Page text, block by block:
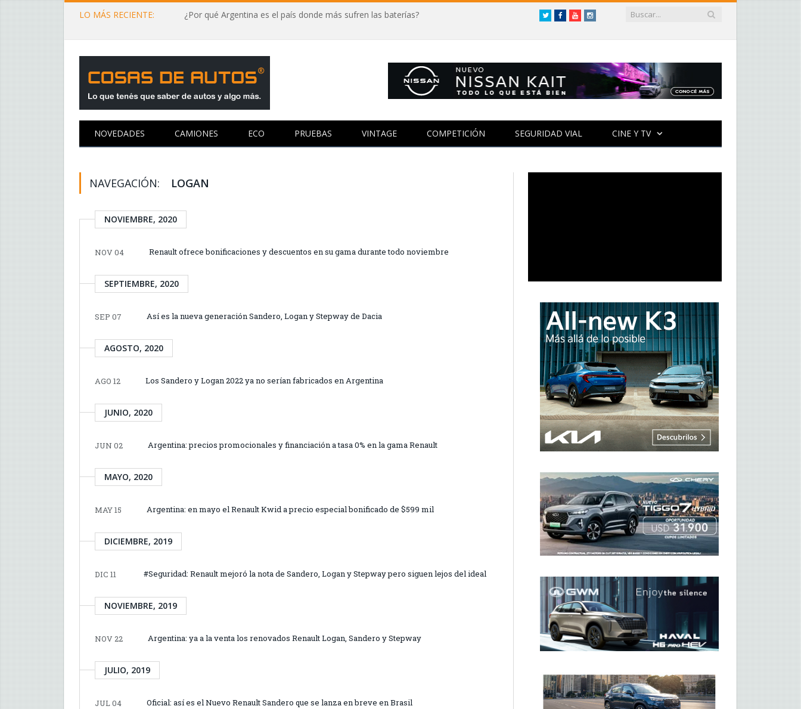
LO MÁS RECIENTE: ¿Por qué Argentina es el país donde más sufren las baterías? TwitterFacebookYouTubeInstagram
NOVEDADES CAMIONES ECO PRUEBAS VINTAGE COMPETICIÓN SEGURIDAD VIAL CINE Y TV
NAVEGACIÓN: LOGAN
NOVIEMBRE, 2020
NOV 04 Renault ofrece bonificaciones y descuentos en su gama durante todo noviembre
SEPTIEMBRE, 2020
SEP 07 Así es la nueva generación Sandero, Logan y Stepway de Dacia
AGOSTO, 2020
AGO 12 Los Sandero y Logan 2022 ya no serían fabricados en Argentina
JUNIO, 2020
JUN 02 Argentina: precios promocionales y financiación a tasa 0% en la gama Renault
MAYO, 2020
MAY 15 Argentina: en mayo el Renault Kwid a precio especial bonificado de $599 mil
DICIEMBRE, 2019
DIC 11 #Seguridad: Renault mejoró la nota de Sandero, Logan y Stepway pero siguen lejos del ideal
NOVIEMBRE, 2019
NOV 22 Argentina: ya a la venta los renovados Renault Logan, Sandero y Stepway
JULIO, 2019
JUL 04 Oficial: así es el Nuevo Renault Sandero que se lanza en breve en Brasil